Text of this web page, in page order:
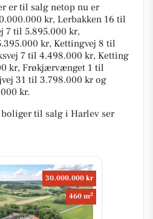
er til salg netop nu er
kr, Lerbakken 16 til
7 til 5.895.000 kr,
kr, Kettingvej 8 til
7 til 4.498.000 kr, Ketting
kr, Frøkjærvænget 1 til
31 til 3.798.000 kr og
kr.
til salg i Harlev ser
30.000.000 kr
460 m2